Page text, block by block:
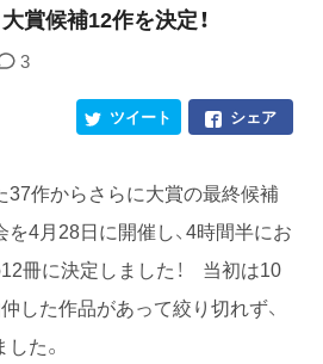
賞候補12作を決定！
3
シェア
ツイート
作からさらに大賞の最終候補
4月28日に開催し、4時間半にお
冊に決定しました！ 当初は10
した作品があって絞り切れず、
た。